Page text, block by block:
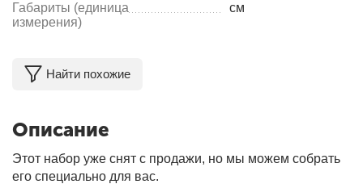
Габариты (единица
измерения)
см
Найти похожие
Описание
Этот набор уже снят с продажи, но мы можем собрать
его специально для вас.